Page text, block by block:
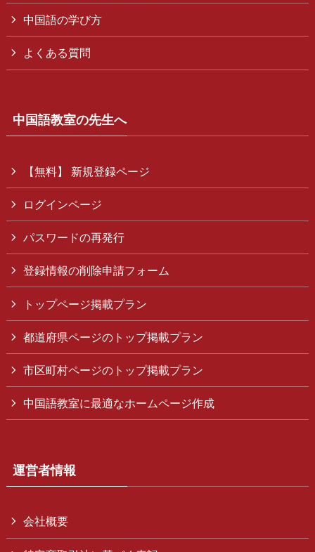
中国語の学び方
よくある質問
中国語教室の先生へ
【無料】 新規登録ページ
ログインページ
パスワードの再発行
登録情報の削除申請フォーム
トップページ掲載プラン
都道府県ページのトップ掲載プラン
市区町村ページのトップ掲載プラン
中国語教室に最適なホームページ作成
運営者情報
会社概要